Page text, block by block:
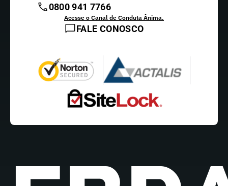
0800 941 7766
Acesse o Canal de Conduta Ânima.
FALE CONOSCO